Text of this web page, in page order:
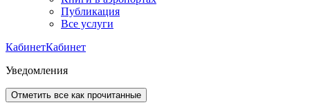
Публикация
Все услуги
КабинетКабинет
Уведомления
Отметить все как прочитанные